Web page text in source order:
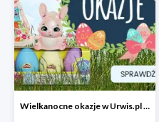
Wielkanocne okazje w Urwis.pl od 10 zł